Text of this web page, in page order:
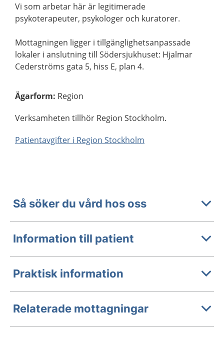
Vi som arbetar här är legitimerade
psykoterapeuter, psykologer och kuratorer.
Mottagningen ligger i tillgänglighetsanpassade
lokaler i anslutning till Södersjukhuset: Hjalmar
Cederströms gata 5, hiss E, plan 4.
Ägarform: Region
Verksamheten tillhör Region Stockholm.
Patientavgifter i Region Stockholm
Så söker du vård hos oss
Information till patient
Praktisk information
Relaterade mottagningar